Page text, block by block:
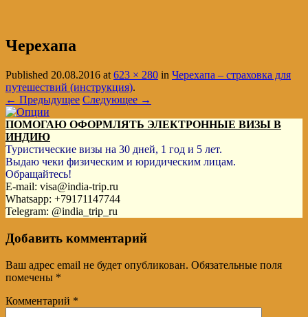
Черехапа
Published 20.08.2016 at 623 × 280 in Черехапа – страховка для
путешествий (инструкция).
← Предыдущее Следующее →
ПОМОГАЮ ОФОРМЛЯТЬ ЭЛЕКТРОННЫЕ ВИЗЫ В
ИНДИЮ
Туристические визы на 30 дней, 1 год и 5 лет.
Выдаю чеки физическим и юридическим лицам.
Обращайтесь!
E-mail: visa@india-trip.ru
Whatsapp: +79171147744
Telegram: @india_trip_ru
Добавить комментарий
Ваш адрес email не будет опубликован. Обязательные поля
помечены *
Комментарий *